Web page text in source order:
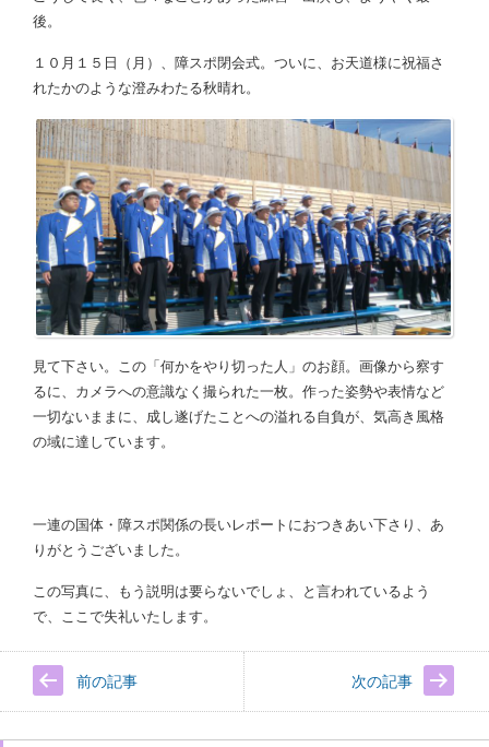
後。
１０月１５日（月）、障スポ閉会式。ついに、お天道様に祝福さ
れたかのような澄みわたる秋晴れ。
見て下さい。この「何かをやり切った人」のお顔。画像から察す
るに、カメラへの意識なく撮られた一枚。作った姿勢や表情など
一切ないままに、成し遂げたことへの溢れる自負が、気高き風格
の域に達しています。
一連の国体・障スポ関係の長いレポートにおつきあい下さり、あ
りがとうございました。
この写真に、もう説明は要らないでしょ、と言われているよう
で、ここで失礼いたします。
前の記事 次の記事